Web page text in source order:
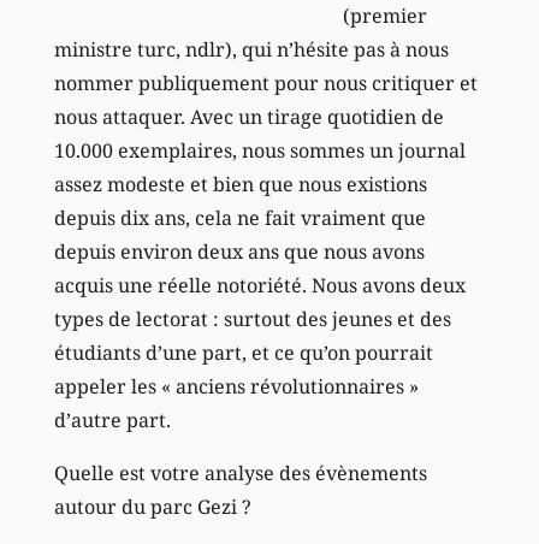
(premier
ministre turc, ndlr), qui n’hésite pas à nous
nommer publiquement pour nous critiquer et
nous attaquer. Avec un tirage quotidien de
10.000 exemplaires, nous sommes un journal
assez modeste et bien que nous existions
depuis dix ans, cela ne fait vraiment que
depuis environ deux ans que nous avons
acquis une réelle notoriété. Nous avons deux
types de lectorat : surtout des jeunes et des
étudiants d’une part, et ce qu’on pourrait
appeler les « anciens révolutionnaires »
d’autre part.
Quelle est votre analyse des évènements
autour du parc Gezi ?